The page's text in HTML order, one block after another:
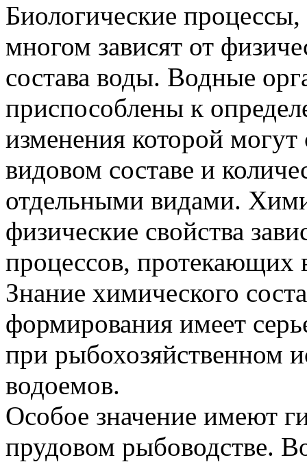
Биологические
многом зависят от
состава воды. Водные
приспособлены к
изменения которой могут
видовом составе и
отдельными видами.
физические свойства
процессов, протекающих
Знание химического
формирования имеет
при рыбохозяйственном
водоемов.
Особое значение имеют
прудовом рыбоводстве.